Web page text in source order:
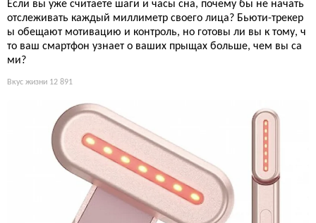
Если вы уже считаете шаги и часы сна, почему бы не начать
отслеживать каждый миллиметр своего лица? Бьюти-трекер
ы обещают мотивацию и контроль, но готовы ли вы к тому, ч
то ваш смартфон узнает о ваших прыщах больше, чем вы са
ми?
Вкус жизни 12 891